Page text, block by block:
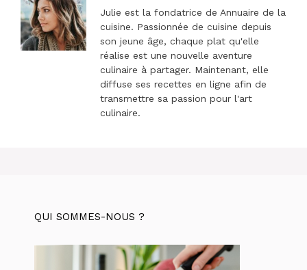
Julie est la fondatrice de Annuaire de la
cuisine. Passionnée de cuisine depuis
son jeune âge, chaque plat qu'elle
réalise est une nouvelle aventure
culinaire à partager. Maintenant, elle
diffuse ses recettes en ligne afin de
transmettre sa passion pour l'art
culinaire.
QUI SOMMES-NOUS ?